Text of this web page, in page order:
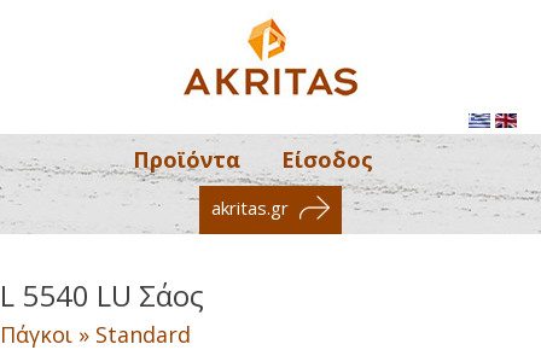
Προϊόντα Είσοδος
akritas.gr
L 5540 LU Σάος
Πάγκοι » Standard